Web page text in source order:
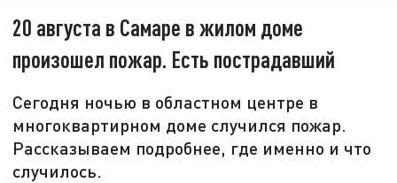
20 августа в Самаре в жилом доме
произошел пожар. Есть пострадавший
Сегодня ночью в областном центре в
многоквартирном доме случился пожар.
Рассказываем подробнее, где именно и что
случилось.